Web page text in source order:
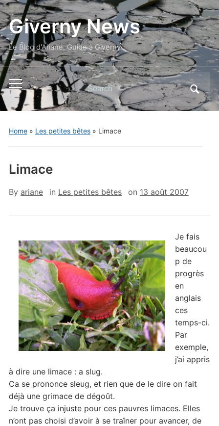
Giverny News
Le Blog d'Ariane, Guide à Giverny
Toggle
mobile
menu
Search
for:
Home» Les petites bêtes» Limace
Limace
By ariane in Les petites bêtes on 13 août 2007
Je fais
beaucou
p de
progrès
en
anglais
ces
temps-ci.
Par
exemple,
j’ai appris
à dire une limace : a slug.
Ca se prononce sleug, et rien que de le dire on fait
déjà une grimace de dégoût.
Je trouve ça injuste pour ces pauvres limaces. Elles
n’ont pas choisi d’avoir à se traîner pour avancer, de